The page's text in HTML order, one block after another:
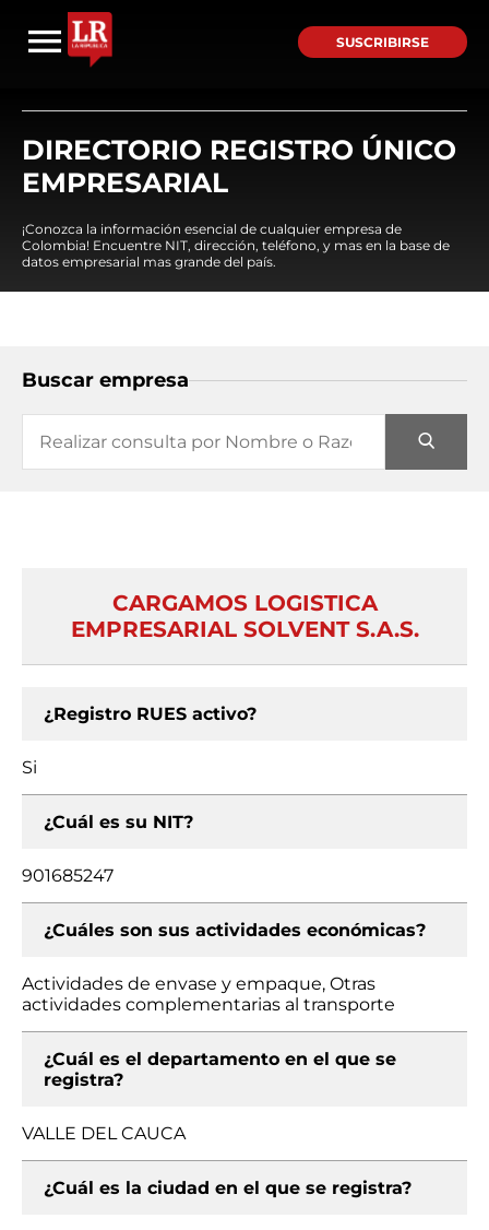
SUSCRIBIRSE
DIRECTORIO REGISTRO ÚNICO
EMPRESARIAL
¡Conozca la información esencial de cualquier empresa de
Colombia! Encuentre NIT, dirección, teléfono, y mas en la base de
datos empresarial mas grande del país.
Buscar empresa
CARGAMOS LOGISTICA
EMPRESARIAL SOLVENT S.A.S.
¿Registro RUES activo?
Si
¿Cuál es su NIT?
901685247
¿Cuáles son sus actividades económicas?
Actividades de envase y empaque, Otras
actividades complementarias al transporte
¿Cuál es el departamento en el que se
registra?
VALLE DEL CAUCA
¿Cuál es la ciudad en el que se registra?